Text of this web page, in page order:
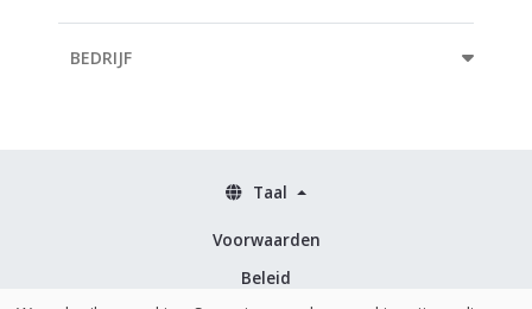
BEDRIJF
Voorwaarden
Beleid
Taal